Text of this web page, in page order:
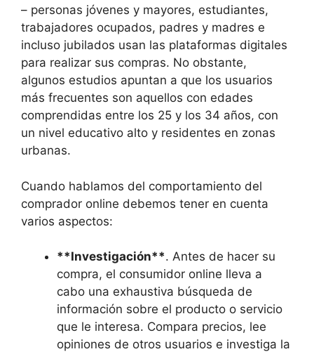
– personas jóvenes y mayores, estudiantes,
trabajadores ocupados, padres y madres e
incluso jubilados usan las plataformas digitales
para realizar sus compras. No obstante,
algunos estudios apuntan a que los usuarios
más frecuentes son aquellos con edades
comprendidas entre los 25 y los 34 años, con
un nivel educativo alto y residentes en zonas
urbanas.
Cuando hablamos del comportamiento del
comprador online debemos tener en cuenta
varios aspectos:
**Investigación**. Antes de hacer su
compra, el consumidor online lleva a
cabo una exhaustiva búsqueda de
información sobre el producto o servicio
que le interesa. Compara precios, lee
opiniones de otros usuarios e investiga la